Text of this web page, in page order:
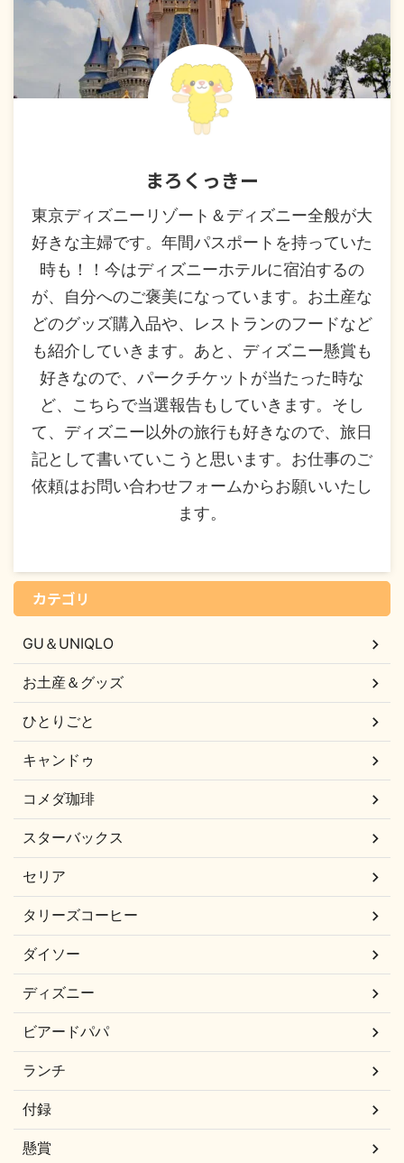
まろくっきー
東京ディズニーリゾート＆ディズニー全般が大
好きな主婦です。年間パスポートを持っていた
時も！！今はディズニーホテルに宿泊するの
が、自分へのご褒美になっています。お土産な
どのグッズ購入品や、レストランのフードなど
も紹介していきます。あと、ディズニー懸賞も
好きなので、パークチケットが当たった時な
ど、こちらで当選報告もしていきます。そし
て、ディズニー以外の旅行も好きなので、旅日
記として書いていこうと思います。お仕事のご
依頼はお問い合わせフォームからお願いいたし
ます。
カテゴリ
GU＆UNIQLO
お土産＆グッズ
ひとりごと
キャンドゥ
コメダ珈琲
スターバックス
セリア
タリーズコーヒー
ダイソー
ディズニー
ビアードパパ
ランチ
付録
懸賞